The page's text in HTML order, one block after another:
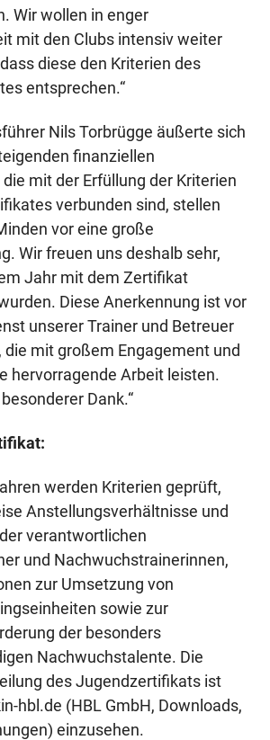
Wir wollen in enger
mit den Clubs intensiv weiter
diese den Kriterien des
entsprechen.“
Nils Torbrügge äußerte sich
finanziellen
mit der Erfüllung der Kriterien
verbunden sind, stellen
vor eine große
Wir freuen uns deshalb sehr,
Jahr mit dem Zertifikat
Diese Anerkennung ist vor
unserer Trainer und Betreuer
die mit großem Engagement und
hervorragende Arbeit leisten.
Dank.“
werden Kriterien geprüft,
Anstellungsverhältnisse und
verantwortlichen
und Nachwuchstrainerinnen,
zur Umsetzung von
sowie zur
der besonders
Nachwuchstalente. Die
des Jugendzertifikats ist
hbl.de (HBL GmbH, Downloads,
einzusehen.